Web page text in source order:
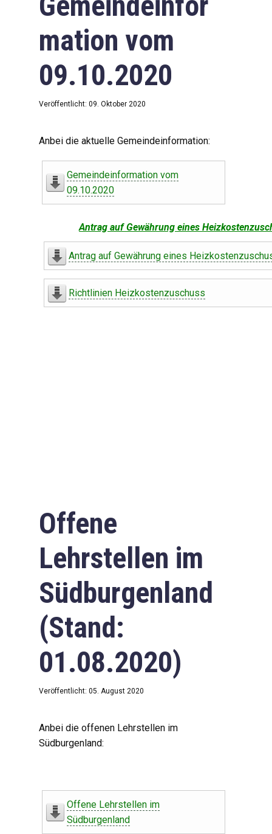
mation vom
09.10.2020
Veröffentlicht: 09. Oktober 2020
Anbei die aktuelle Gemeindeinformation:
Gemeindeinformation vom
09.10.2020
Antrag auf Gewährung eines
Antrag auf Gewährung eines
Richtlinien Heizkostenzuschuss
Offene
Lehrstellen im
Südburgenland
(Stand:
01.08.2020)
Veröffentlicht: 05. August 2020
Anbei die offenen Lehrstellen im
Südburgenland:
Offene Lehrstellen im
Südburgenland